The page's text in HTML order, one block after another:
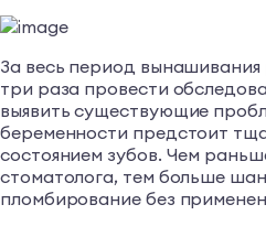
За весь период
три раза провести
выявить существующие
беременности предстоит
состоянием зубов. Чем
стоматолога, тем больше
пломбирование без